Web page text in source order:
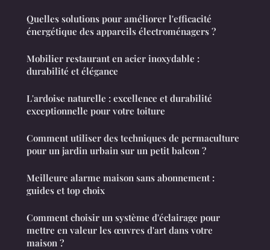
Quelles solutions pour améliorer l'efficacité
énergétique des appareils électroménagers ?
Mobilier restaurant en acier inoxydable :
durabilité et élégance
L'ardoise naturelle : excellence et durabilité
exceptionnelle pour votre toiture
Comment utiliser des techniques de permaculture
pour un jardin urbain sur un petit balcon ?
Meilleure alarme maison sans abonnement :
guides et top choix
Comment choisir un système d'éclairage pour
mettre en valeur les œuvres d'art dans votre
maison ?